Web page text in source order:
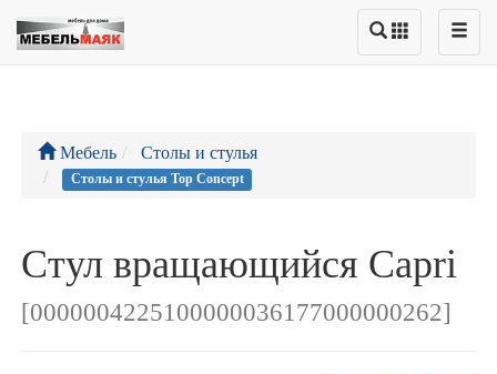
Мебель Столы и стулья
Столы и стулья Top Concept
Стул вращающийся Capri
[0000004225100000036177000000262]